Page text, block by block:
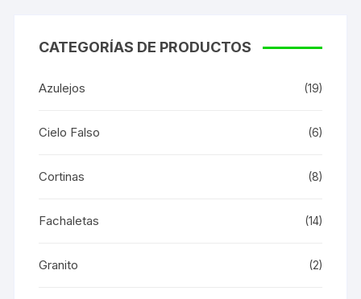
CATEGORÍAS DE PRODUCTOS
Azulejos (19)
Cielo Falso (6)
Cortinas (8)
Fachaletas (14)
Granito (2)